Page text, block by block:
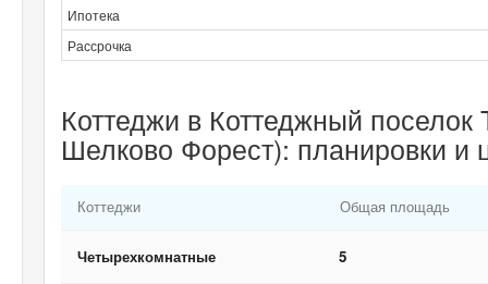
Ипотека
Рассрочка
Коттеджи в Коттеджный
Шелково Форест): планировки и
Коттеджи Общая площадь
Четырехкомнатные 5